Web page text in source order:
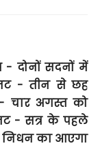
दोनों सदनों में
- तीन से छह
चार अगस्त को
- सत्र के पहले
का आएगा